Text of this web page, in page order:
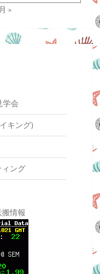
»
会
キング)
ィング
情報